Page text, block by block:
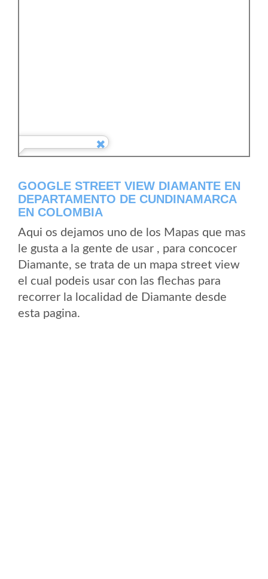
GOOGLE STREET VIEW DIAMANTE EN
DEPARTAMENTO DE CUNDINAMARCA
EN COLOMBIA
Aqui os dejamos uno de los Mapas que mas
le gusta a la gente de usar , para concocer
Diamante, se trata de un mapa street view
el cual podeis usar con las flechas para
recorrer la localidad de Diamante desde
esta pagina.